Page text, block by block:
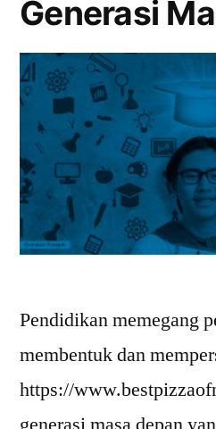
Generasi
Pendidikan memegang
membentuk dan
https://